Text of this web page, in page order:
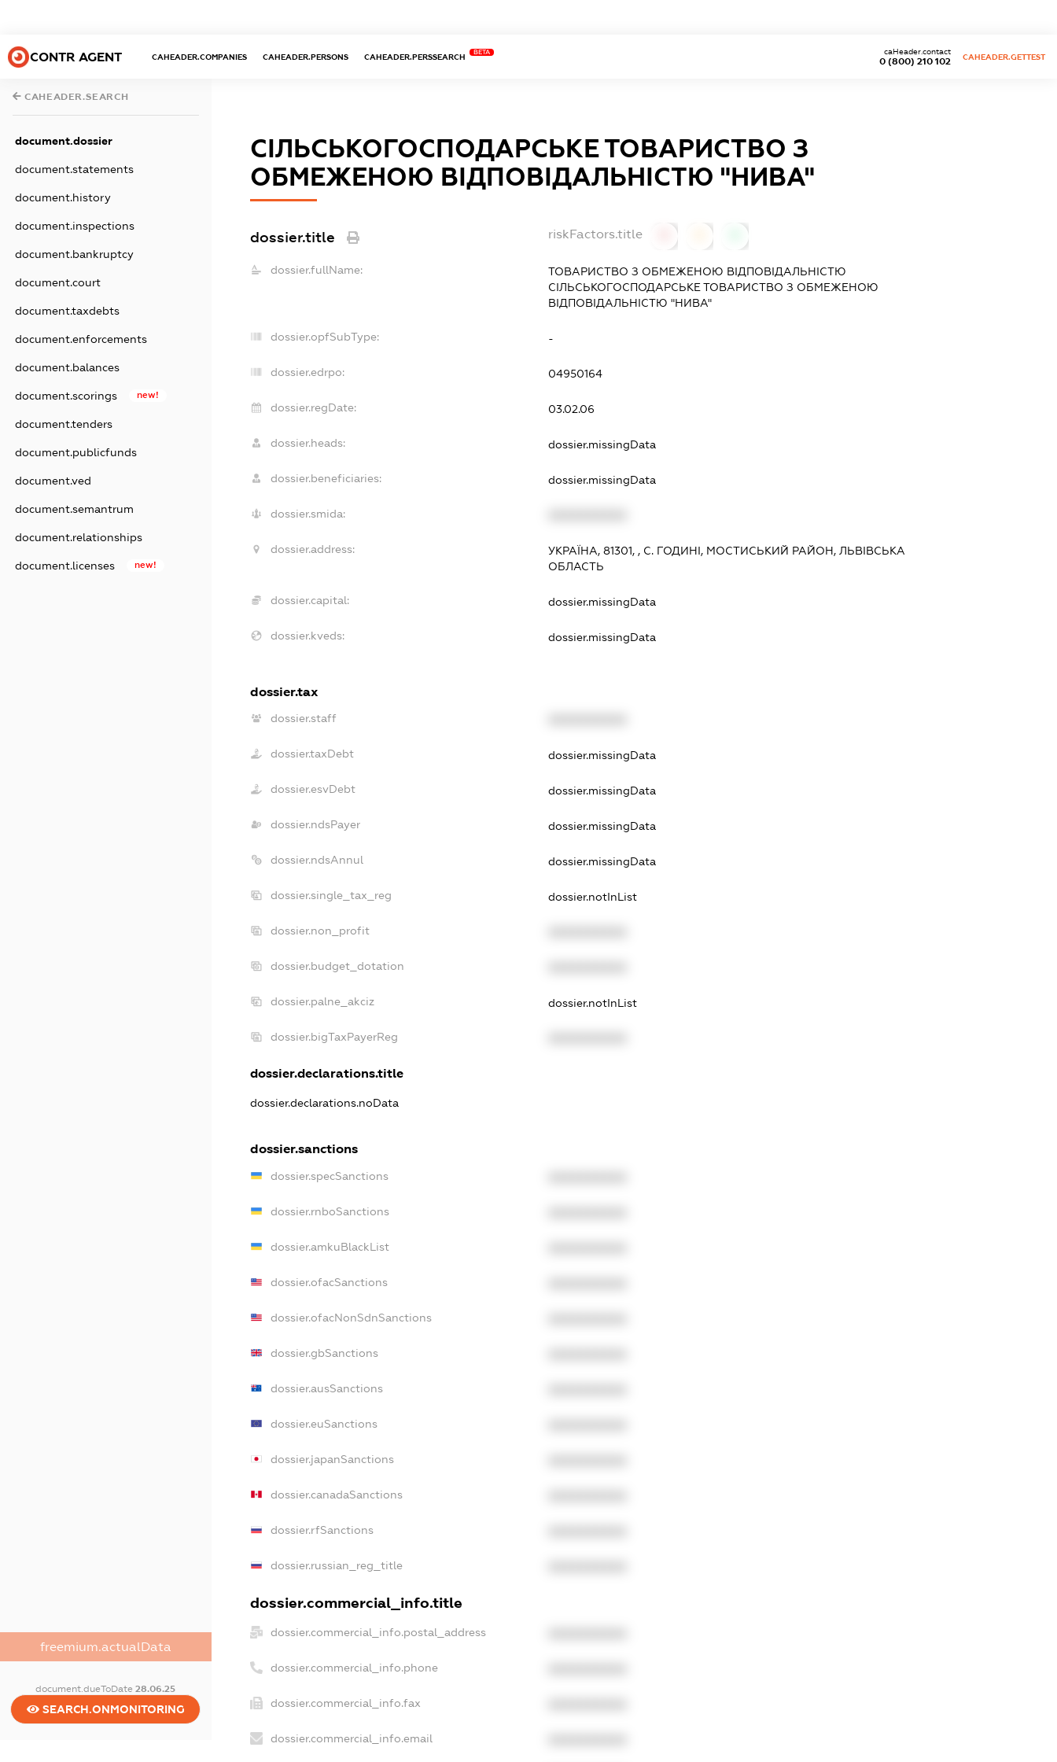
CONTR AGENT CAHEADER.COMPANIES CAHEADER.PERSONS CAHEADER.PERSSEARCH
BETA
0 (800) 210 102
caHeader.contact
CAHEADER.GETTEST
CAHEADER.SEARCH
document.dossier
document.statements
document.history
document.inspections
document.bankruptcy
document.court
document.taxdebts
document.enforcements
document.balances
document.scorings new!
document.tenders
document.publicfunds
document.ved
document.semantrum
document.relationships
document.licenses new!
freemium.actualData
document.dueToDate28.06.25
SEARCH.ONMONITORING
СІЛЬСЬКОГОСПОДАРСЬКЕ ТОВАРИСТВО З
ОБМЕЖЕНОЮ ВІДПОВІДАЛЬНІСТЮ "НИВА"
dossier.title riskFactors.title
dossier.fullName:
ТОВАРИСТВО З ОБМЕЖЕНОЮ ВІДПОВІДАЛЬНІСТЮ
СІЛЬСЬКОГОСПОДАРСЬКЕ ТОВАРИСТВО З ОБМЕЖЕНОЮ
ВІДПОВІДАЛЬНІСТЮ "НИВА"
dossier.opfSubType: -
dossier.edrpo: 04950164
dossier.regDate: 03.02.06
dossier.heads: dossier.missingData
dossier.beneficiaries: dossier.missingData
dossier.smida:
dossier.address:
УКРАЇНА, 81301, , С. ГОДИНІ, МОСТИСЬКИЙ РАЙОН, ЛЬВІВСЬКА
ОБЛАСТЬ
dossier.capital: dossier.missingData
dossier.kveds: dossier.missingData
dossier.tax
dossier.staff
dossier.taxDebt dossier.missingData
dossier.esvDebt dossier.missingData
dossier.ndsPayer dossier.missingData
dossier.ndsAnnul dossier.missingData
dossier.single_tax_reg dossier.notInList
dossier.non_profit
dossier.budget_dotation
dossier.palne_akciz dossier.notInList
dossier.bigTaxPayerReg
dossier.declarations.title
dossier.declarations.noData
dossier.sanctions
dossier.specSanctions
dossier.rnboSanctions
dossier.amkuBlackList
dossier.ofacSanctions
dossier.ofacNonSdnSanctions
dossier.gbSanctions
dossier.ausSanctions
dossier.euSanctions
dossier.japanSanctions
dossier.canadaSanctions
dossier.rfSanctions
dossier.russian_reg_title
dossier.commercial_info.title
dossier.commercial_info.postal_address
dossier.commercial_info.phone
dossier.commercial_info.fax
dossier.commercial_info.email